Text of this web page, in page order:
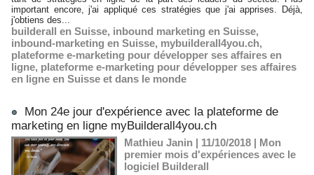
important encore, j'ai appliqué ces stratégies que j'ai apprises. Déjà,
j'obtiens des...
builderall en Suisse, inbound marketing en Suisse,
inbound-marketing en Suisse, mybuilderall4you.ch,
plateforme e-marketing pour développer ses affaires en
ligne, plateforme e-marketing pour développer ses affaires
en ligne en Suisse et dans le monde
Mon 24e jour d'expérience avec la plateforme de
marketing en ligne myBuilderall4you.ch
Mathieu Janin | 11/10/2018 | Mon
premier mois d'expériences avec le
logiciel Builderall